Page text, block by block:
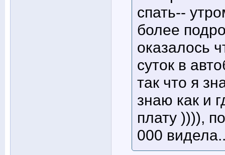
спать--
более
оказалось
суток в
так что я
знаю как и
плату )))),
000